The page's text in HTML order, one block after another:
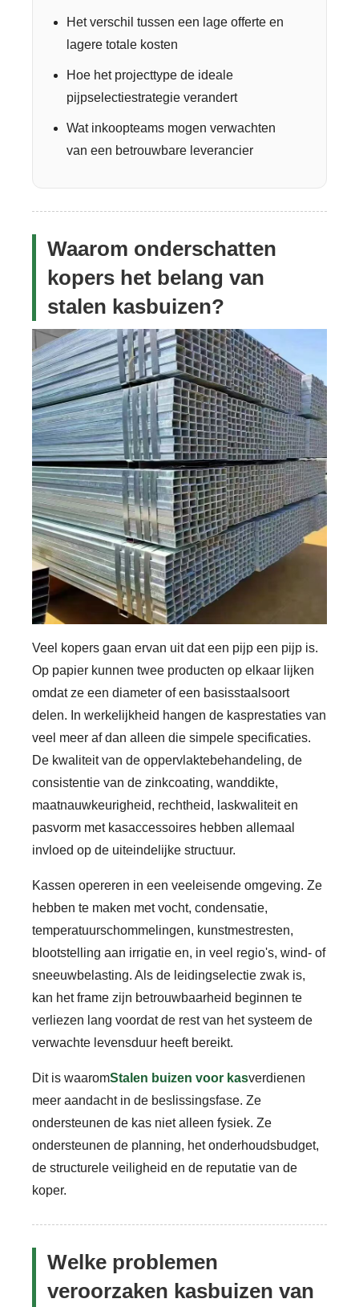
Het verschil tussen een lage offerte en
lagere totale kosten
Hoe het projecttype de ideale
pijpselectiestrategie verandert
Wat inkoopteams mogen verwachten
van een betrouwbare leverancier
Waarom onderschatten
kopers het belang van
stalen kasbuizen?
Veel kopers gaan ervan uit dat een pijp een pijp is.
Op papier kunnen twee producten op elkaar lijken
omdat ze een diameter of een basisstaalsoort
delen. In werkelijkheid hangen de kasprestaties van
veel meer af dan alleen die simpele specificaties.
De kwaliteit van de oppervlaktebehandeling, de
consistentie van de zinkcoating, wanddikte,
maatnauwkeurigheid, rechtheid, laskwaliteit en
pasvorm met kasaccessoires hebben allemaal
invloed op de uiteindelijke structuur.
Kassen opereren in een veeleisende omgeving. Ze
hebben te maken met vocht, condensatie,
temperatuurschommelingen, kunstmestresten,
blootstelling aan irrigatie en, in veel regio's, wind- of
sneeuwbelasting. Als de leidingselectie zwak is,
kan het frame zijn betrouwbaarheid beginnen te
verliezen lang voordat de rest van het systeem de
verwachte levensduur heeft bereikt.
Dit is waaromStalen buizen voor kasverdienen
meer aandacht in de beslissingsfase. Ze
ondersteunen de kas niet alleen fysiek. Ze
ondersteunen de planning, het onderhoudsbudget,
de structurele veiligheid en de reputatie van de
koper.
Welke problemen
veroorzaken kasbuizen van